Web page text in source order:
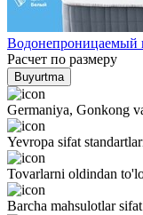
Водонепроницаемый
Расчет по размеру
Buyurtma
Germaniya, Gonkong
Yevropa sifat
Tovarlarni oldindan
Barcha mahsulotlar